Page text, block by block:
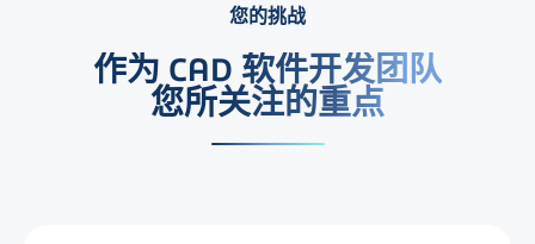
您的挑战
作为 CAD 软件开发团队
您所关注的重点